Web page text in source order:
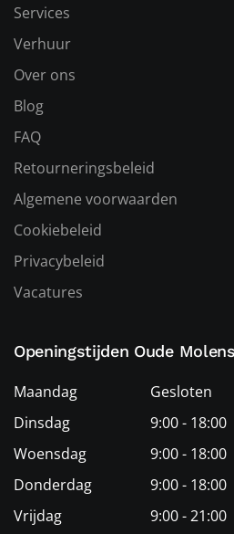
Services
Verhuur
Over ons
Blog
FAQ
Retourneringsbeleid
Algemene voorwaarden
Cookiebeleid
Privacybeleid
Vacatures
Openingstijden Oude
Maandag
Gesloten
Dinsdag
9:00 - 18:00
Woensdag
9:00 - 18:00
Donderdag
9:00 - 18:00
Vrijdag
9:00 - 21:00